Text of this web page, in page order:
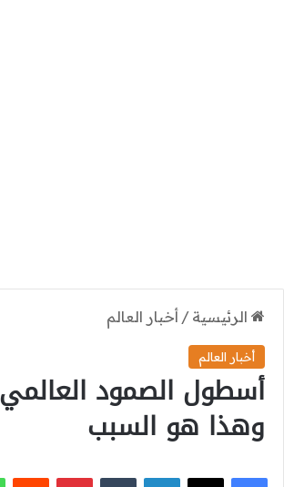
الرئيسية / أخبار العالم
أخبار العالم
أسطول الصمود العالمي
وهذا هو السبب
فيسبوك
‫X لينكدإن